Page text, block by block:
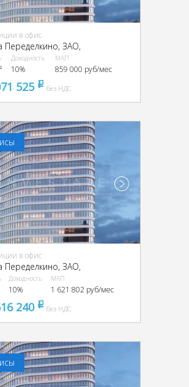
в офис
Переделкино, ЗАО,
Доходность
10%
МАП
859 000 руб/мес
525 pуббез НДС
в офис
Переделкино, ЗАО,
Доходность
10%
МАП
1 621 802 руб/мес
240 pуббез НДС